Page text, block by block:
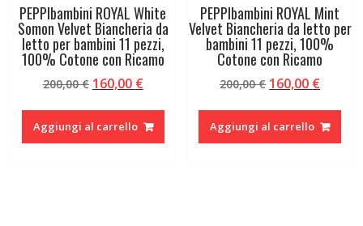
PEPPIbambini ROYAL White
Somon Velvet Biancheria da
letto per bambini 11 pezzi,
100% Cotone con Ricamo
200,00€ Il
originale
era:
160,00 €Il
attuale
è:
Aggiungi al carrello
PEPPIbambini ROYAL Mint
Velvet Biancheria da letto per
bambini 11 pezzi, 100%
Cotone con Ricamo
200,00€ Il
originale
era:
160,00 €Il
è:
Aggiungi al carrello